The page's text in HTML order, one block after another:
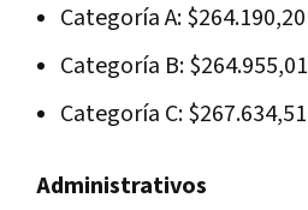
Categoría A: $264.190,20
Categoría B: $264.955,01
Categoría C: $267.634,51
Administrativos